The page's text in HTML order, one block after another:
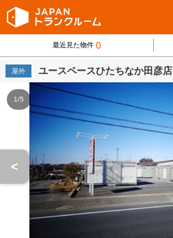
最近見た物件 0
屋外 ユースペースひたちなか田彦店
1/5
<